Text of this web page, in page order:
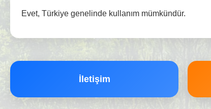
Evet, Türkiye genelinde kullanım mümkündür.
İletişim